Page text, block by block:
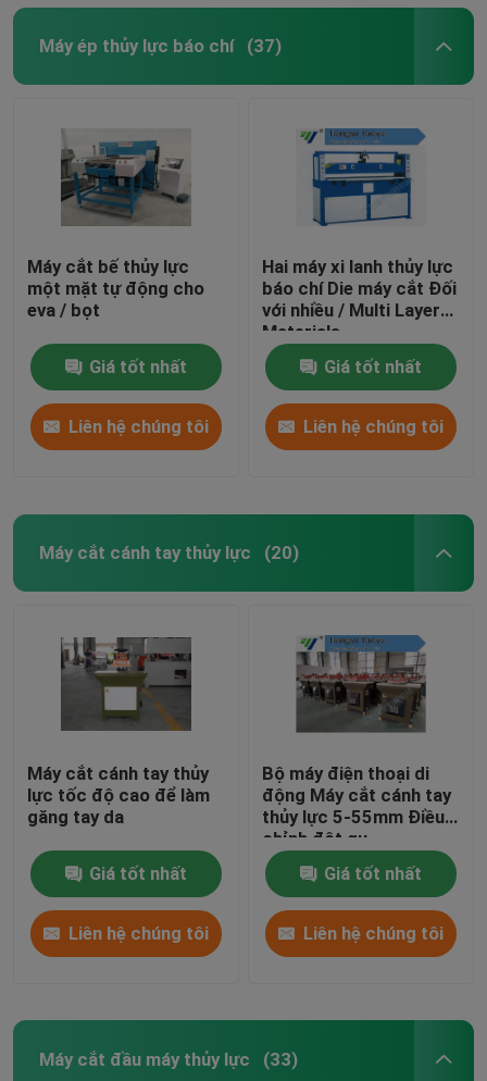
Máy ép thủy lực báo chí (37)
Máy cắt bế thủy lực
một mặt tự động cho
eva / bọt
Giá tốt nhất
Liên hệ chúng tôi
Hai máy xi lanh thủy lực
báo chí Die máy cắt Đối
với nhiều / Multi Layer
Materials
Giá tốt nhất
Liên hệ chúng tôi
Máy cắt cánh tay thủy lực (20)
Máy cắt cánh tay thủy
lực tốc độ cao để làm
găng tay da
Giá tốt nhất
Liên hệ chúng tôi
Bộ máy điện thoại di
động Máy cắt cánh tay
thủy lực 5-55mm Điều
chỉnh đột qu
Giá tốt nhất
Liên hệ chúng tôi
Máy cắt đầu máy thủy lực (33)